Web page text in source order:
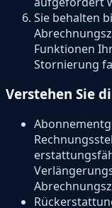
Sie behalten
Funktionen
Stornierung
Verstehen Sie